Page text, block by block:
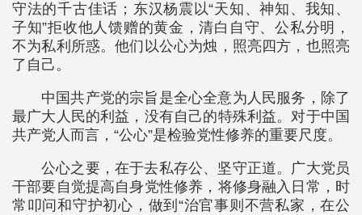
守法的千古佳话；东汉杨震以“天知、神知、我知、
子知”拒收他人馈赠的黄金，清白自守、公私分明，
不为私利所惑。他们以公心为烛，照亮四方，也照亮
了自己。
中国共产党的宗旨是全心全意为人民服务，除了
最广大人民的利益，没有自己的特殊利益。对于中国
共产党人而言，“公心”是检验党性修养的重要尺度。
公心之要，在于去私存公、坚守正道。广大党员
干部要自觉提高自身党性修养，将修身融入日常，时
常叩问和守护初心，做到“治官事则不营私家，在公